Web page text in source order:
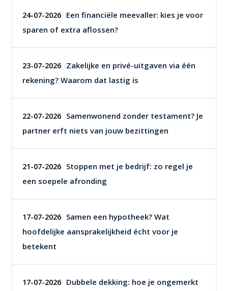
24-07-2026 Een financiële meevaller: kies je voor
sparen of extra aflossen?
23-07-2026 Zakelijke en privé-uitgaven via één
rekening? Waarom dat lastig is
22-07-2026 Samenwonend zonder testament? Je
partner erft niets van jouw bezittingen
21-07-2026 Stoppen met je bedrijf: zo regel je
een soepele afronding
17-07-2026 Samen een hypotheek? Wat
hoofdelijke aansprakelijkheid écht voor je
betekent
17-07-2026 Dubbele dekking: hoe je ongemerkt